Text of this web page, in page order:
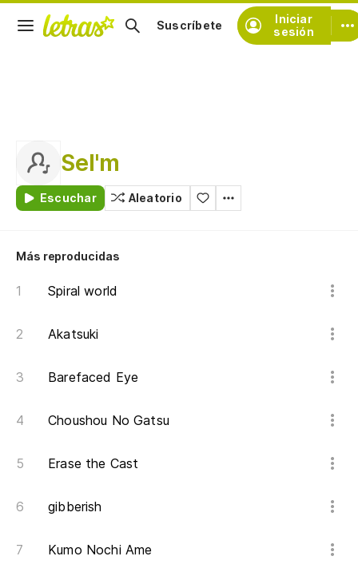
Iniciar
sesión
Suscríbete
Sel'm
Escuchar Aleatorio
Más reproducidas
Spiral world
Akatsuki
Barefaced Eye
Choushou No Gatsu
Erase the Cast
gibberish
Kumo Nochi Ame